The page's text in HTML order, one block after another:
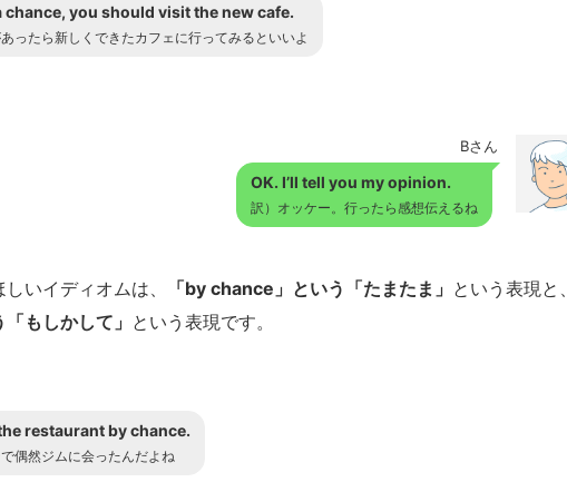
chance, you should visit the new cafe.
ったら新しくできたカフェに行ってみるといいよ
Bさん
OK. I’ll tell you my opinion.
訳）オッケー。行ったら感想伝えるね
いイディオムは、 「by chance」という「たまたま」 という表現と、
もしかして」 という表現です。
restaurant by chance.
偶然ジムに会ったんだよね